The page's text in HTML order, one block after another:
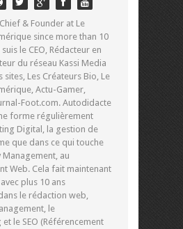
& Founder at Le
since more than 10
le CEO, Rédacteur en
du réseau Kassi Media
Les Créateurs Bio, Le
Actu-Gamer,
Foot.com. Autodidacte
forme régulièrement
Digital, la gestion de
que dans ce qui touche
Management, au
Web. Cela fait maintenant
plus 10 ans
le rédaction web,
le
le SEO (Référencement